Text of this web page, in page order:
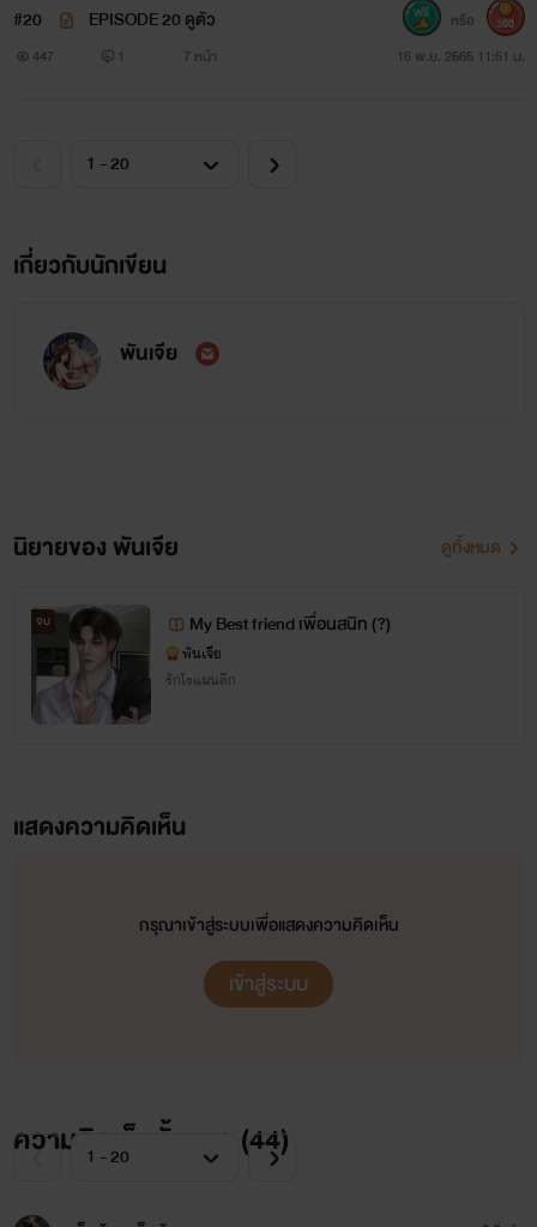
#20 EPISODE 20 ดูตัว
447 1 7 หน้า 16 พ.ย. 2565 11:51 น.
หรือ 300
เกี่ยวกับนักเขียน
พันเจีย
นิยายของ พันเจีย ดูทั้งหมด
จบ My Best friend เพื่อนสนิท (?)
พันเจีย
รักโรแมนติก
แสดงความคิดเห็น
กรุณาเข้าสู่ระบบเพื่อแสดงความคิดเห็น
เข้าสู่ระบบ
ความคิดเห็นทั้งหมด (44)